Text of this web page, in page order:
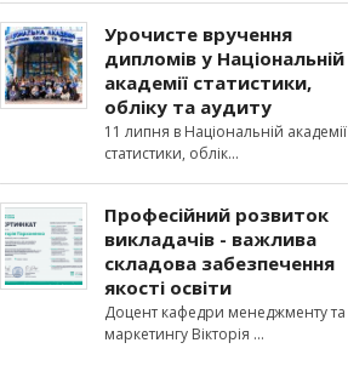
Урочисте вручення
дипломів у Національній
академії статистики,
обліку та аудиту
11 липня в Національній академії
статистики, облік
Професійний розвиток
викладачів - важлива
складова забезпечення
якості освіти
Доцент кафедри менеджменту та
маркетингу Вікторія